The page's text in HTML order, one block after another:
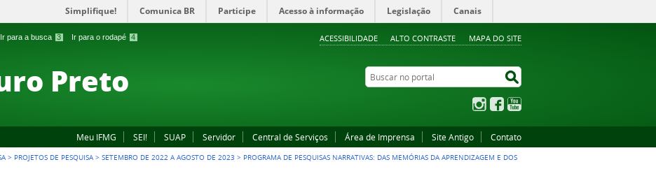
Ir para a busca 3 Ir para o rodapé 4 ACESSIBILIDADE ALTO CONTRASTE MAPA DO SITE
Simplifique! Comunica BR Participe Acesso à informação Legislação Canais
Preto Buscar no portal
InstagramFacebook
Meu IFMG SEI! SUAP Servidor Central de Serviços Área de Imprensa Site Antigo Contato
> PROJETOS DE PESQUISA >SETEMBRO DE 2022 A AGOSTO DE 2023 > PROGRAMA DE PESQUISAS NARRATIVAS: DAS MEMÓRIAS DA APRENDIZAGEM E DOS